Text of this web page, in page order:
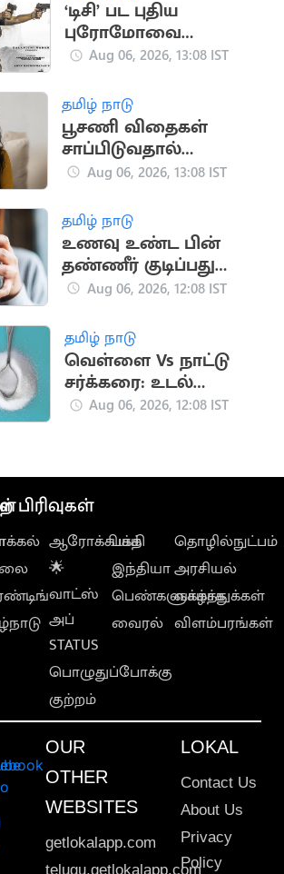
‘டிசி’ பட புதிய
புரோமோவை
வெளியிட்ட படக்குழு
Aug 06, 2026, 13:08 IST
தமிழ் நாடு
பூசணி விதைகள்
சாப்பிடுவதால்
கிடைக்கும்
நன்மைகள்
Aug 06, 2026, 13:08 IST
தமிழ் நாடு
உணவு உண்ட பின்
தண்ணீர் குடிப்பது
நல்லதா?
Aug 06, 2026, 12:08 IST
தமிழ் நாடு
வெள்ளை Vs நாட்டு
சர்க்கரை: உடல்
நலத்திற்கு எது
Aug 06, 2026, 12:08 IST
பிரிவுகள்
ஆரோக்கியம்
🌟
வாட்ஸ்
அப்
STATUS
பொழுதுப்போக்கு
குற்றம்
பக்தி
இந்தியா
பெண்களுக்காக
வைரல்
தொழில்நுட்பம்
அரசியல்
வாழ்த்துக்கள்
விளம்பரங்கள்
OUR
OTHER
WEBSITES
getlokalapp.com
telugu.getlokalapp.com
LOKAL
Contact Us
About Us
Privacy
Policy